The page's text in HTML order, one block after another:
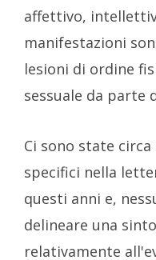
affettivo,
manifestazioni
lesioni di ordine
sessuale da parte
Ci sono state
specifici nella
questi anni e,
delineare una
relativamente